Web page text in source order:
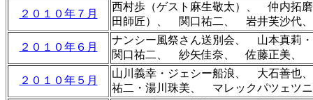
２０１０年７月
西村歩（ゲスト麻生敬太）、 仲内拓
田師匠）
、 関口祐二、 岩井芙沙代
２０１０年６月
ナンシー風祭さん送別会、 山本真莉
関口祐二、 紗矢佳奈、 佐藤正美、
２０１０年５月
山川義幸・ジェシー船浪、 大石善也
祐二・湯川珠美、 マレックパツェツ